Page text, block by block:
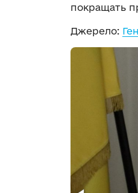
покращать
Джерело: